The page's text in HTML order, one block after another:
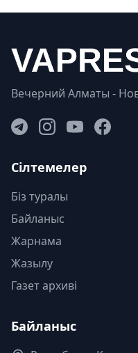
Вечерний Алматы -
Сілтемелер
Біз туралы
Байланыс
Жарнама
Жазылу
Газет архиві
Байланыс